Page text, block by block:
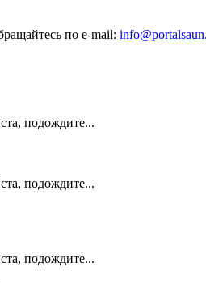
по e-mail:
подождите...
подождите...
подождите...